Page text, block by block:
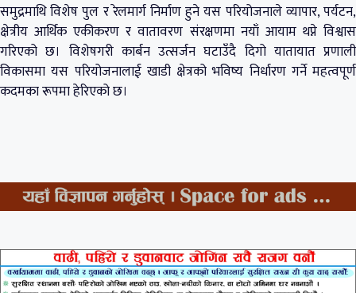
समुद्रमाथि विशेष पुल र रेलमार्ग निर्माण हुने यस परियोजनाले व्यापार, पर्यटन,
क्षेत्रीय आर्थिक एकीकरण र वातावरण संरक्षणमा नयाँ आयाम थप्ने विश्वास
गरिएको छ। विशेषगरी कार्बन उत्सर्जन घटाउँदै दिगो यातायात प्रणाली
विकासमा यस परियोजनालाई खाडी क्षेत्रको भविष्य निर्धारण गर्ने महत्वपूर्ण
कदमका रूपमा हेरिएको छ।